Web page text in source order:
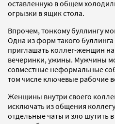
оставленную в общем
огрызки в ящик стола.
Впрочем, тонкому буллингу
Одна из форм такого
приглашать коллег-женщин
вечеринки, ужины. Мужчины
совместные неформальные
том числе ключевые рабочие
Женщины внутри своего
исключать из общения
отдельные чаты и зло шутить